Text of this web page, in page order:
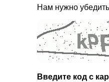
Нам нужно
Введите код с